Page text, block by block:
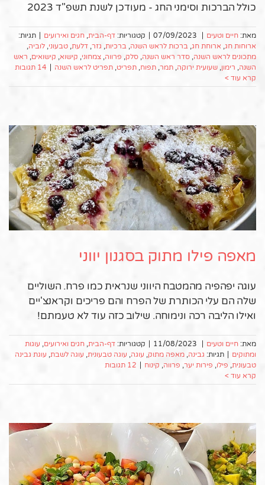
כולל הברכות וסימני החג - מעודכן לשנת תשפ"ד 2023
מאת: חיים וטעים 07/09/2023 קטגוריות: דף-הבית, חגים ואירועים
תגיות:
ארוחות חג, ארוחת חג, ברכות לראש השנה, ברכיות, גזר, דלעת, טבעוני, לוביה,
מתכונים לראש השנה, סדר ראש השנה, סלק, פרווה, צמחוני, קישוא, קישואים, ראש
השנה, רימון, שעועית ירוקה, תמר, תפוח, תפריט, תפריט לראש השנה
14 תגובות
קרא עוד >
מאפה פילו מתוק בסגנון יווני
עוגה יפהפיה מהמטבח היווני שנראית כמו פרח. השוליים
שלה הם עלי הכותרת של הפרח והם פריכים וקראנצ'יים
ואילו הליבה רכה ונימוחה. שילוב כזה עוד לא טעמתם!
מאת: חיים וטעים |
11/08/2023
| קטגוריות: דף-הבית, חגים ואירועים, עוגות
ומתוקים | תגיות: גבינה, מאפה מתוק, עוגה, עוגה טבעונית, עוגה לשבת, עוגת גבינה
טבעונית, פילו, פירות יער, פרווה, קינוח | 12 תגובות
קרא עוד >